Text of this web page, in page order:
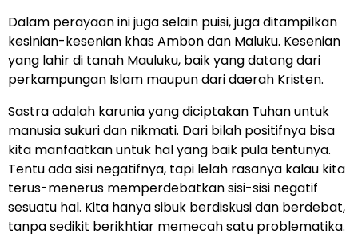
Dalam perayaan ini juga selain puisi, juga ditampilkan
kesinian-kesenian khas Ambon dan Maluku. Kesenian
yang lahir di tanah Mauluku, baik yang datang dari
perkampungan Islam maupun dari daerah Kristen.
Sastra adalah karunia yang diciptakan Tuhan untuk
manusia sukuri dan nikmati. Dari bilah positifnya bisa
kita manfaatkan untuk hal yang baik pula tentunya.
Tentu ada sisi negatifnya, tapi lelah rasanya kalau kita
terus-menerus memperdebatkan sisi-sisi negatif
sesuatu hal. Kita hanya sibuk berdiskusi dan berdebat,
tanpa sedikit berikhtiar memecah satu problematika.